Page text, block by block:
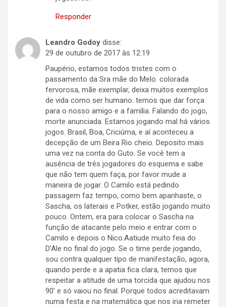
Responder
Leandro Godoy disse:
29 de outubro de 2017 às 12:19
Paupério, estamos todos tristes com o
passamento da Sra mãe do Melo. colorada
fervorosa, mãe exemplar, deixa muitos exemplos
de vida como ser humano. temos que dar força
para o nosso amigo e a família. Falando do jogo,
morte anunciada. Estamos jogando mal há vários
jogos. Brasil, Boa, Criciúma, e aí aconteceu a
decepção de um Beira Rio cheio. Deposito mais
uma vez na conta do Guto. Se você tem a
ausência de três jogadores do esquema e sabe
que não tem quem faça, por favor mude a
maneira de jogar. O Camilo está pedindo
passagem faz tempo, como bem apanhaste, o
Sascha, os laterais e Potker, estão jogando muito
pouco. Ontem, era para colocar o Sascha na
função de atacante pelo meio e entrar com o
Camilo e depois o Nico.Aatiude muito feia do
D’Ale no final do jogo. Se o time perde jogando,
sou contra qualquer tipo de manifestação, agora,
quando perde e a apatia fica clara, temos que
respeitar a atitude de uma torcida que ajudou nos
90′ e só vaiou no final. Porque todos acreditavam
numa festa e na matemática que nos iria remeter